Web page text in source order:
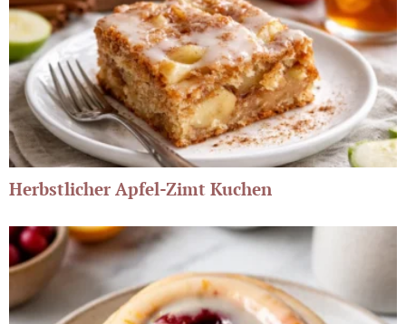
Herbstlicher Apfel-Zimt Kuchen